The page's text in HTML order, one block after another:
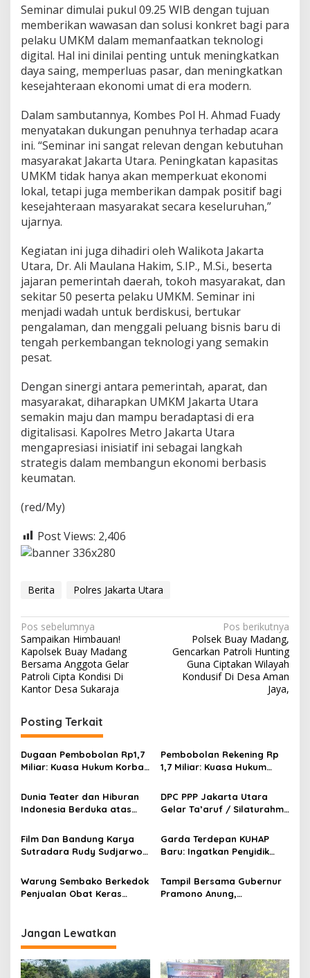
n
o
m
i
K
e
u
t
a
n
B
r
b
a
U
M
K
M
d
E
r
i
g
i
t
a
Seminar dimulai pukul 09.25 WIB dengan tujuan
memberikan wawasan dan solusi konkret bagi para
pelaku UMKM dalam memanfaatkan teknologi
digital. Hal ini dinilai penting untuk meningkatkan
daya saing, memperluas pasar, dan meningkatkan
kesejahteraan ekonomi umat di era modern.
Dalam sambutannya, Kombes Pol H. Ahmad Fuady
menyatakan dukungan penuhnya terhadap acara
ini. “Seminar ini sangat relevan dengan kebutuhan
masyarakat Jakarta Utara. Peningkatan kapasitas
UMKM tidak hanya akan memperkuat ekonomi
lokal, tetapi juga memberikan dampak positif bagi
kesejahteraan masyarakat secara keseluruhan,”
ujarnya.
Kegiatan ini juga dihadiri oleh Walikota Jakarta
Utara, Dr. Ali Maulana Hakim, S.IP., M.Si., beserta
jajaran pemerintah daerah, tokoh masyarakat, dan
sekitar 50 peserta pelaku UMKM. Seminar ini
menjadi wadah untuk berdiskusi, bertukar
pengalaman, dan menggali peluang bisnis baru di
tengah perkembangan teknologi yang semakin
pesat.
Dengan sinergi antara pemerintah, aparat, dan
masyarakat, diharapkan UMKM Jakarta Utara
semakin maju dan mampu beradaptasi di era
digitalisasi. Kapolres Metro Jakarta Utara
mengapresiasi inisiatif ini sebagai langkah
strategis dalam membangun ekonomi berbasis
keumatan.
(red/My)
Post Views: 2,406
Berita Polres Jakarta Utara
N
a
v
i
a
s
i
o
Pos sebelumnya
Sampaikan Himbauan!
Kapolsek Buay Madang
Bersama Anggota Gelar
Patroli Cipta Kondisi Di
Kantor Desa Sukaraja
Pos berikutnya
Polsek Buay Madang,
Gencarkan Patroli Hunting
Guna Ciptakan Wilayah
Kondusif Di Desa Aman
Jaya,
Posting Terkait
Dugaan Pembobolan Rp1,7
Miliar: Kuasa Hukum Korban
Keterlibatan Internal Bank
Aladin Syariah
Pembobolan Rekening Rp
1,7 Miliar: Kuasa Hukum
Pihak Internal Bank Aladin
Syariah
Dunia Teater dan Hiburan
Indonesia Berduka atas
Diding Boneng
DPC PPP Jakarta Utara
Gelar Ta’aruf / Silaturahmi
Pengurus Baru, Fokus
Konsolidasi Jelang
Musancab 13 September
Film Dan Bandung Karya
Sutradara Rudy Sudjarwo:
Secara Luas Mulai 20
Agustus 2026
Garda Terdepan KUHAP
Baru: Ingatkan Penyidik
Bersalah
Warung Sembako Berkedok
Penjualan Obat Keras
Tampil Bersama Gubernur
Pramono Anung,
Jangan Lewatkan